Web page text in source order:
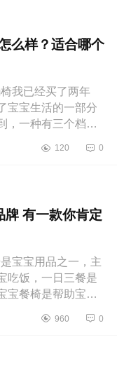
么样？适合哪个
我已经买了两年
宝宝生活的一部分
，一种有三个档位
小助手。0-3个月...
120 0
牌 有一款你肯定
宝宝用品之一，主
吃饭，一日三餐是
宝餐椅是帮助宝宝
中会省心，不用追
960 0